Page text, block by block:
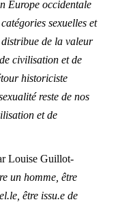
Europe occidentale
sexuelles et
de la valeur
civilisation et de
historiciste
reste de nos
et de
Louise Guillot-
un homme, être
être issu.e de